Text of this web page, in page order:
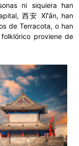
ni siquiera han
西安 Xī'ān, han
de Terracota, o han
proviene de